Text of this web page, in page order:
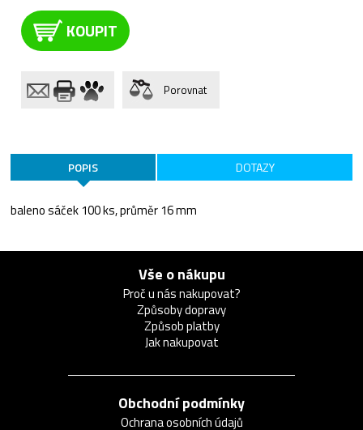
KOUPIT
Porovnat
POPIS DOTAZY
baleno sáček 100 ks, průměr 16 mm
Vše o nákupu
Proč u nás nakupovat?
Způsoby dopravy
Způsob platby
Jak nakupovat
Obchodní podmínky
Ochrana osobních údajů